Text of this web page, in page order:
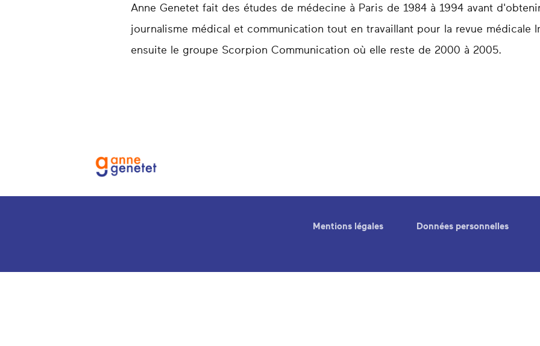
Anne Genetet fait des études de médecine à Paris de 1984 à 1994 avant
journalisme médical et communication tout en travaillant pour la revue médicale
ensuite le groupe Scorpion Communication où elle reste de 2000 à 2005.
Mentions légales Données personnelles